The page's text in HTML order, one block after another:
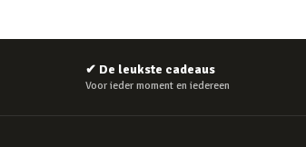
✔ De leukste cadeaus
Voor ieder moment en iedereen